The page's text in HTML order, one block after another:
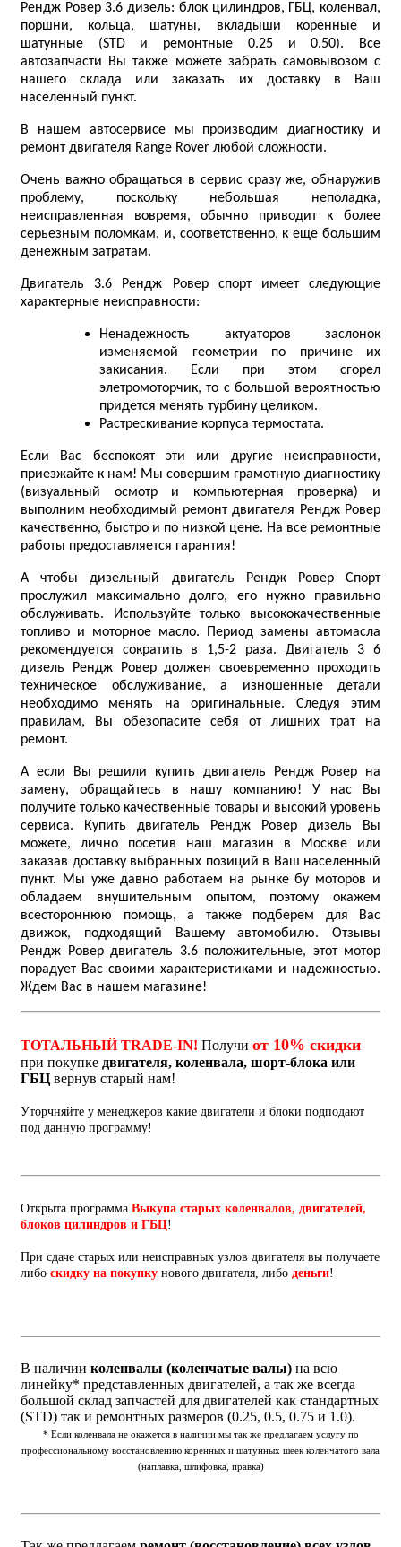
Рендж Ровер 3.6 дизель: блок цилиндров, ГБЦ, коленвал,
поршни, кольца, шатуны, вкладыши коренные и
шатунные (STD и ремонтные 0.25 и 0.50). Все
автозапчасти Вы также можете забрать самовывозом с
нашего склада или заказать их доставку в Ваш
населенный пункт.
В нашем автосервисе мы производим диагностику и
ремонт двигателя Range Rover любой сложности.
Очень важно обращаться в сервис сразу же, обнаружив
проблему, поскольку небольшая неполадка,
неисправленная вовремя, обычно приводит к более
серьезным поломкам, и, соответственно, к еще большим
денежным затратам.
Двигатель 3.6 Рендж Ровер спорт имеет следующие
характерные неисправности:
Ненадежность актуаторов заслонок
изменяемой геометрии по причине их
закисания. Если при этом сгорел
элетромоторчик, то с большой вероятностью
придется менять турбину целиком.
Растрескивание корпуса термостата.
Если Вас беспокоят эти или другие неисправности,
приезжайте к нам! Мы совершим грамотную диагностику
(визуальный осмотр и компьютерная проверка) и
выполним необходимый ремонт двигателя Рендж Ровер
качественно, быстро и по низкой цене. На все ремонтные
работы предоставляется гарантия!
А чтобы дизельный двигатель Рендж Ровер Спорт
прослужил максимально долго, его нужно правильно
обслуживать. Используйте только высококачественные
топливо и моторное масло. Период замены автомасла
рекомендуется сократить в 1,5-2 раза. Двигатель 3 6
дизель Рендж Ровер должен своевременно проходить
техническое обслуживание, а изношенные детали
необходимо менять на оригинальные. Следуя этим
правилам, Вы обезопасите себя от лишних трат на
ремонт.
А если Вы решили купить двигатель Рендж Ровер на
замену, обращайтесь в нашу компанию! У нас Вы
получите только качественные товары и высокий уровень
сервиса. Купить двигатель Рендж Ровер дизель Вы
можете, лично посетив наш магазин в Москве или
заказав доставку выбранных позиций в Ваш населенный
пункт. Мы уже давно работаем на рынке бу моторов и
обладаем внушительным опытом, поэтому окажем
всестороннюю помощь, а также подберем для Вас
движок, подходящий Вашему автомобилю. Отзывы
Рендж Ровер двигатель 3.6 положительные, этот мотор
порадует Вас своими характеристиками и надежностью.
Ждем Вас в нашем магазине!
ТОТАЛЬНЫЙ TRADE-IN! Получи от 10% скидки
при покупке двигателя, коленвала, шорт-блока или
ГБЦ вернув старый нам!
Уторчняйте у менеджеров какие двигатели и блоки подподают
под данную программу!
Открыта программа Выкупа старых коленвалов, двигателей,
блоков цилиндров и ГБЦ!
При сдаче старых или неисправных узлов двигателя вы получаете
либо скидку на покупку нового двигателя, либо деньги!
В наличии коленвалы (коленчатые валы) на всю
линейку* представленных двигателей, а так же всегда
большой склад запчастей для двигателей как стандартных
(STD) так и ремонтных размеров (0.25, 0.5, 0.75 и 1.0).
* Если коленвала не окажется в наличии мы так же предлагаем услугу по
профессиональному восстановлению коренных и шатунных шеек коленчатого вала
(наплавка, шлифовка, правка)